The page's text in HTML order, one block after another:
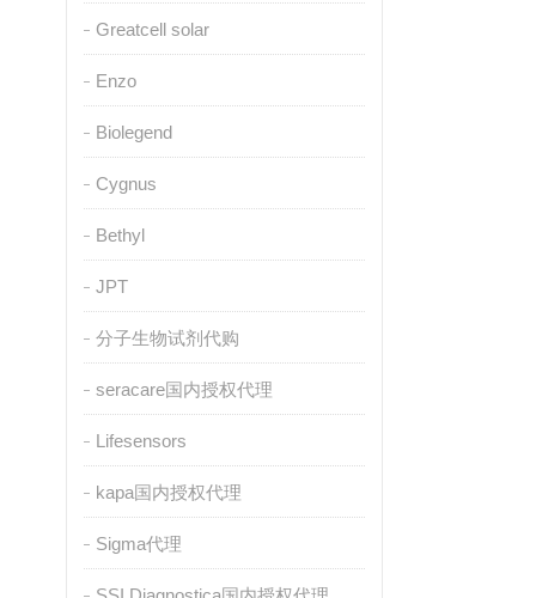
Greatcell solar
Enzo
Biolegend
Cygnus
Bethyl
JPT
分子生物试剂代购
seracare国内授权代理
Lifesensors
kapa国内授权代理
Sigma代理